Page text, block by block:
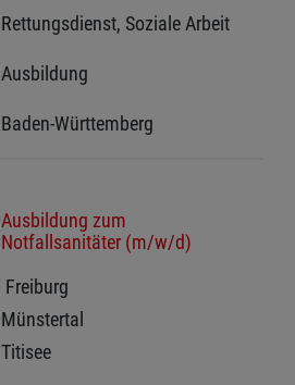
Rettungsdienst, Soziale Arbeit
Ausbildung
Baden-Württemberg
Ausbildung zum
Notfallsanitäter (m/w/d)
Freiburg
Münstertal
Titisee